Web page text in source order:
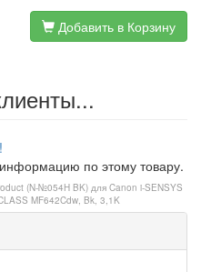
Добавить в Корзину
по этому товару.
(N-№054H BK) для Canon i-SENSYS
MF642Cdw, Bk, 3,1K